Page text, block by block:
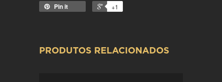
Pin it
+1
PRODUTOS RELACIONADOS